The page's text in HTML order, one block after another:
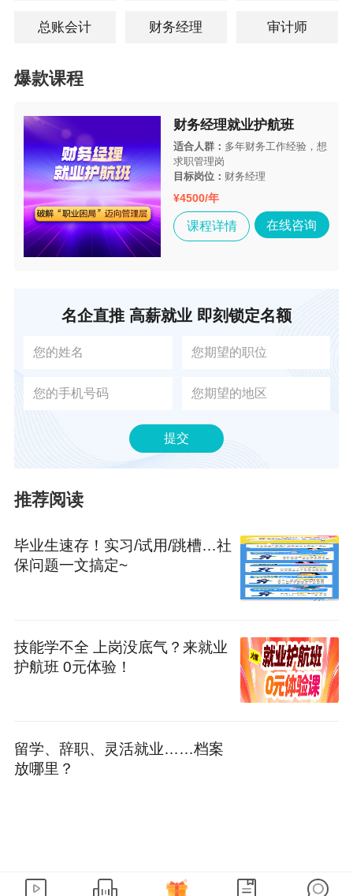
总账会计 财务经理 审计师
爆款课程
财务经理就业护航班
适合人群： 多年财务工作经验，想
求职管理岗
目标岗位： 财务经理
¥4500/年
课程详情 在线咨询
名企直推 高薪就业 即刻锁定名额
提交
推荐阅读
毕业生速存！实习/试用/跳槽…社
保问题一文搞定~
技能学不全 上岗没底气？来就业
护航班 0元体验！
留学、辞职、灵活就业……档案
放哪里？